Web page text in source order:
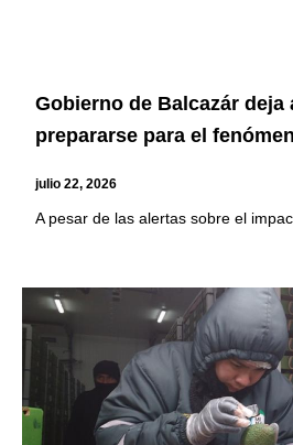
Gobierno de Balcazár deja
prepararse para el
julio 22, 2026
A pesar de las alertas sobre el